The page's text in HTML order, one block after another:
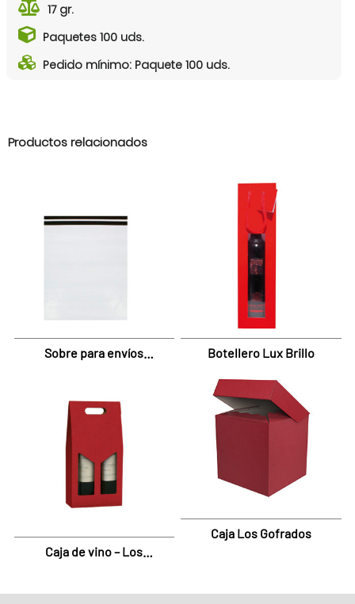
17 gr.
Paquetes 100 uds.
Pedido mínimo: Paquete 100 uds.
Productos relacionados
Sobre para envíos
Botellero Lux Brillo
Caja de vino – Los
Caja Los Gofrados